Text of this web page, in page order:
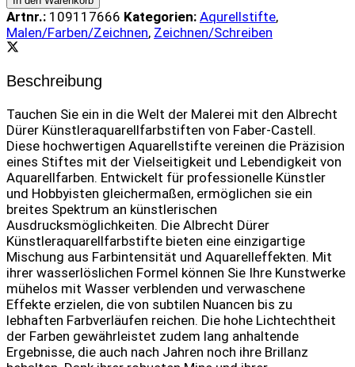
quantity
Artnr.: 109117666 Kategorien: Aqurellstifte,
Malen/Farben/Zeichnen, Zeichnen/Schreiben
Beschreibung
Tauchen Sie ein in die Welt der Malerei mit den Albrecht
Dürer Künstleraquarellfarbstiften von Faber-Castell.
Diese hochwertigen Aquarellstifte vereinen die Präzision
eines Stiftes mit der Vielseitigkeit und Lebendigkeit von
Aquarellfarben. Entwickelt für professionelle Künstler
und Hobbyisten gleichermaßen, ermöglichen sie ein
breites Spektrum an künstlerischen
Ausdrucksmöglichkeiten. Die Albrecht Dürer
Künstleraquarellfarbstifte bieten eine einzigartige
Mischung aus Farbintensität und Aquarelleffekten. Mit
ihrer wasserlöslichen Formel können Sie Ihre Kunstwerke
mühelos mit Wasser verblenden und verwaschene
Effekte erzielen, die von subtilen Nuancen bis zu
lebhaften Farbverläufen reichen. Die hohe Lichtechtheit
der Farben gewährleistet zudem lang anhaltende
Ergebnisse, die auch nach Jahren noch ihre Brillanz